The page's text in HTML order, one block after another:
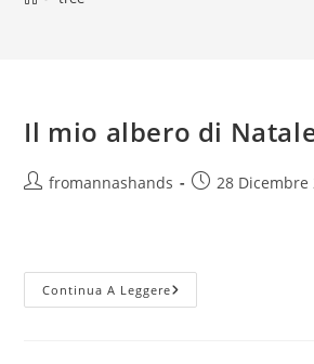
Il mio albero di
Autorefromannashands
Articolo28 Dicembre
Continua A LeggereIl
Mio